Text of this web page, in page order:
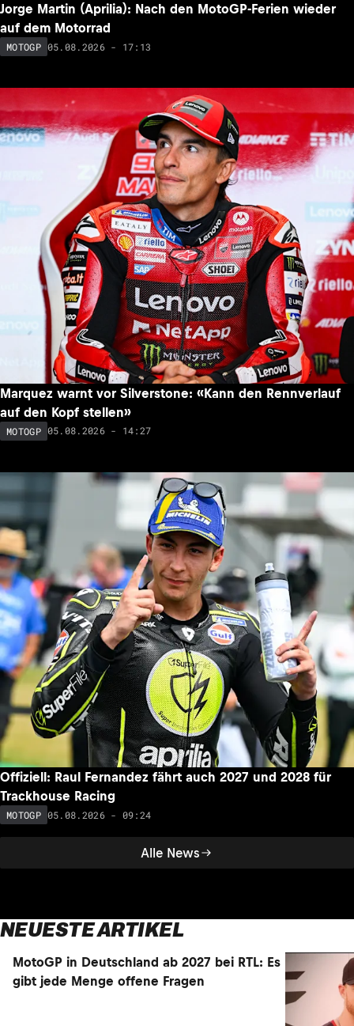
Alle News
Jorge Martin (Aprilia): Nach den MotoGP-Ferien wieder
auf dem Motorrad
MOTOGP 05.08.2026 - 17:13
Marquez warnt vor Silverstone: «Kann den Rennverlauf
auf den Kopf stellen»
MOTOGP 05.08.2026 - 14:27
Offiziell: Raul Fernandez fährt auch 2027 und 2028 für
Trackhouse Racing
MOTOGP 05.08.2026 - 09:24
NEUESTE ARTIKEL